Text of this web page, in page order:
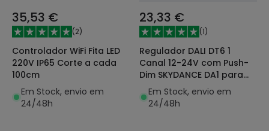
35,53 €
(2)
Controlador WiFi Fita LED
220V IP65 Corte a cada
100cm
Em Stock, envio em
24/48h
23,33 €
(1)
Regulador DALI DT6 1
Canal 12-24V com Push-
Dim SKYDANCE DA1 para
Fita LED
Em Stock, envio em
24/48h